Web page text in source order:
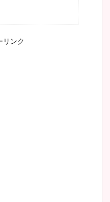
リンク